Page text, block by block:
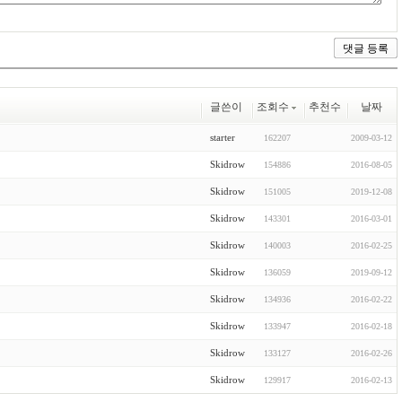
글쓴이 조회수 추천수 날짜
starter 162207 2009-03-12
Skidrow 154886 2016-08-05
Skidrow 151005 2019-12-08
Skidrow 143301 2016-03-01
Skidrow 140003 2016-02-25
Skidrow 136059 2019-09-12
Skidrow 134936 2016-02-22
Skidrow 133947 2016-02-18
Skidrow 133127 2016-02-26
Skidrow 129917 2016-02-13